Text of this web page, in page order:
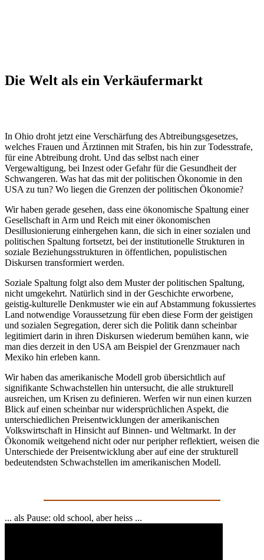
Die Welt als ein Verkäufermarkt
In Ohio droht jetzt eine Verschärfung des Abtreibungsgesetzes,
welches Frauen und Ärztinnen mit Strafen, bis hin zur Todesstrafe,
für eine Abtreibung droht. Und das selbst nach einer
Vergewaltigung, bei Inzest oder Gefahr für die Gesundheit der
Schwangeren. Was hat das mit der politischen Ökonomie in den
USA zu tun? Wo liegen die Grenzen der politischen Ökonomie?
Wir haben gerade gesehen, dass eine ökonomische Spaltung einer
Gesellschaft in Arm und Reich mit einer ökonomischen
Desillusionierung einhergehen kann, die sich in einer sozialen und
politischen Spaltung fortsetzt, bei der institutionelle Strukturen in
soziale Beziehungsstrukturen in öffentlichen, populistischen
Diskursen transformiert werden.
Soziale Spaltung folgt also dem Muster der politischen Spaltung,
nicht umgekehrt. Natürlich sind in der Geschichte erworbene,
geistig-kulturelle Denkmuster wie ein auf Abstammung fokussiertes
Land notwendige Voraussetzung für eben diese Form der geistigen
und sozialen Segregation, derer sich die Politik dann scheinbar
legitimiert darin in ihren Diskursen wiederum bemühen kann, wie
man dies derzeit in den USA am Beispiel der Grenzmauer nach
Mexiko hin erleben kann.
Wir haben das amerikanische Modell grob übersichtlich auf
signifikante Schwachstellen hin untersucht, die alle strukturell
ausreichen, um Krisen zu definieren. Werfen wir nun einen kurzen
Blick auf einen scheinbar nur widersprüchlichen Aspekt, die
unterschiedlichen Preisentwicklungen der amerikanischen
Volkswirtschaft in Hinsicht auf Binnen- und Weltmarkt. In der
Ökonomik weitgehend nicht oder nur peripher reflektiert, weisen die
Unterschiede der Preisentwicklung aber auf eine der strukturell
bedeutendsten Schwachstellen im amerikanischen Modell.
... als Pause: old school, aber heiss ...